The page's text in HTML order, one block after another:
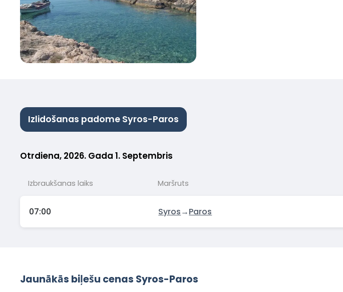
Izlidošanas padome Syros-Paros
Otrdiena, 2026. Gada 1. Septembris
Izbraukšanas laiks Maršruts
07:00 Syros→Paros
Jaunākās biļešu cenas Syros-Paros